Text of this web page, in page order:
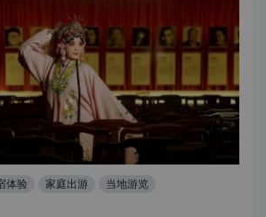
体验 家庭出游 当地游览